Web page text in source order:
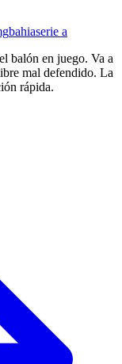
bahiaserie a
balón en juego. Va a
mal defendido. La
rápida.